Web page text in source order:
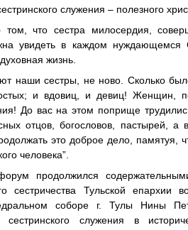
служения – полезного
том, что сестра милосердия,
увидеть в каждом
жизнь.
наши сестры, не ново. Сколько
и вдовиц, и девиц! Женщин,
До вас на этом поприще
отцов, богословов,
это доброе дело, памятуя,
человека”.
продолжился
сестричества Тульской
соборе г. Тулы Нины
служения в